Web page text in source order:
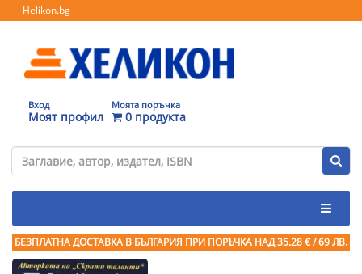
Helikon.bg
Вход
Моят профил
Моята поръчка
0 продукта
БЕЗПЛАТНА ДОСТАВКА В БЪЛГАРИЯ ПРИ ПОРЪЧКА НАД 35.28 € / 69 ЛВ.